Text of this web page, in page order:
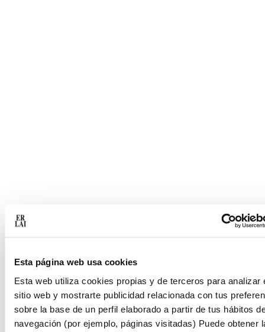
Esta página web usa cookies
Esta web utiliza cookies propias y de terceros para analizar
sitio web y mostrarte publicidad relacionada con tus
sobre la base de un perfil elaborado a partir de tus hábitos
navegación (por ejemplo, páginas visitadas) Puede obtener